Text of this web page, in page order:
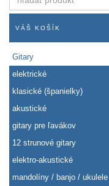
produkt
VÁŠ KOŠÍK
Gitary
elektrické
klasické (španielky)
akustické
gitary pre ľavákov
12 strunové gitary
elektro-akustické
mandolíny / banjo / ukulele